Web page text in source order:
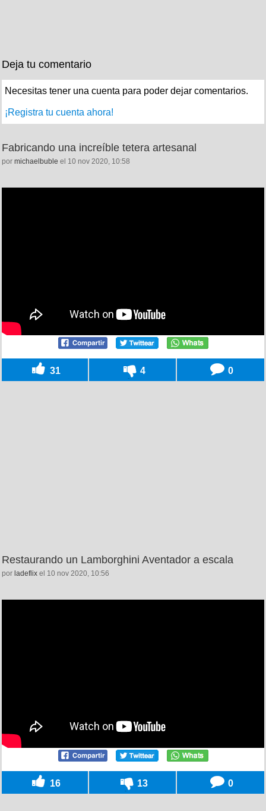
Deja tu comentario
Necesitas tener una cuenta para poder dejar comentarios.
¡Registra tu cuenta ahora!
Fabricando una increíble tetera artesanal
por michaelbuble el 10 nov 2020, 10:58
31 4 0
Restaurando un Lamborghini Aventador a escala
por ladeflix el 10 nov 2020, 10:56
16 13 0